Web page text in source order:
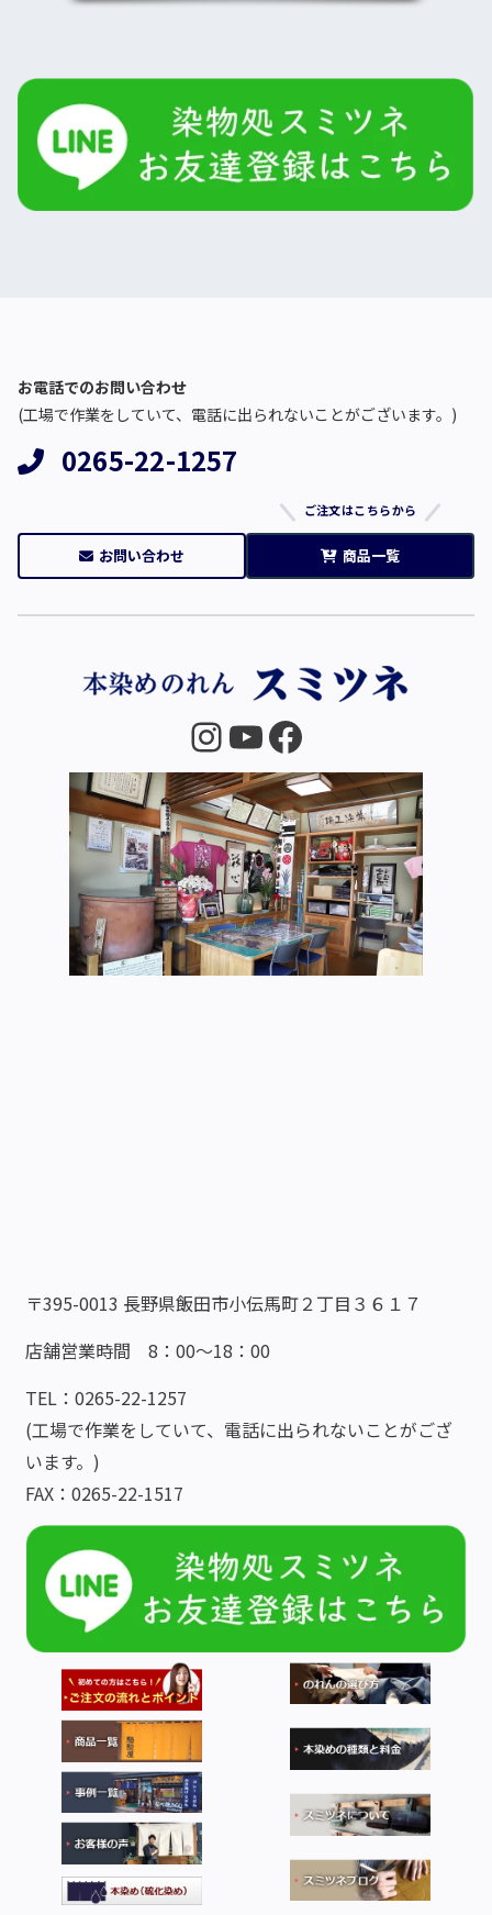
お電話でのお問い合わせ
(工場で作業をしていて、電話に出られないことがございます。)
0265-22-1257
お問い合わせ
ご注文はこちらから
商品一覧
〒395-0013 長野県飯田市小伝馬町２丁目３６１７
店舗営業時間 8：00～18：00
TEL：0265-22-1257
(工場で作業をしていて、電話に出られないことがござ
います。)
FAX：0265-22-1517